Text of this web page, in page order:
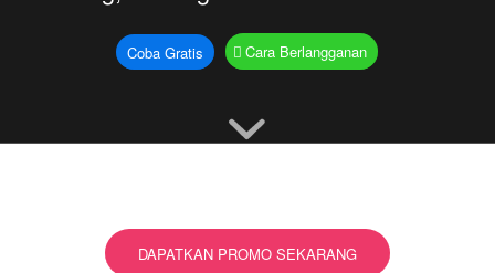
Coba Gratis Cara Berlangganan
DAPATKAN PROMO SEKARANG